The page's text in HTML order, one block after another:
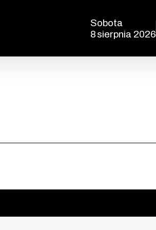
Sobota
8sierpnia 2026
godzina 13:30